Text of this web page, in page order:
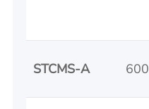
STCMS-A 600